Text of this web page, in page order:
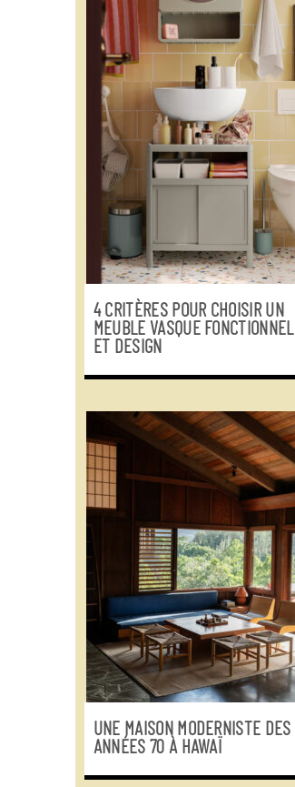
4 CRITÈRES POUR CHOISIR UN
MEUBLE VASQUE FONCTIONNEL
ET DESIGN
UNE MAISON MODERNISTE DES
ANNÉES 70 À HAWAÏ